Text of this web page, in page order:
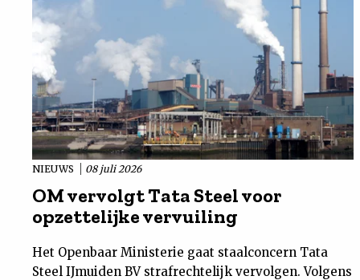
NIEUWS 08 juli 2026
OM vervolgt Tata Steel voor
opzettelijke vervuiling
Het Openbaar Ministerie gaat staalconcern Tata
Steel IJmuiden BV strafrechtelijk vervolgen. Volgens